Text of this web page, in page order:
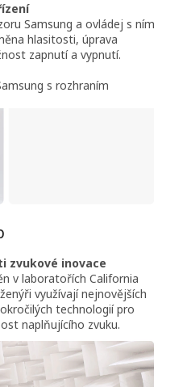
Samsung a ovládej s ním
hlasitosti, úprava
zapnutí a vypnutí.
s rozhraním
zvukové inovace
v laboratořích California
využívají nejnovějších
technologií pro
naplňujícího zvuku.